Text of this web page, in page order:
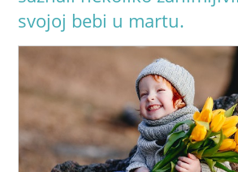
svojoj bebi u martu.